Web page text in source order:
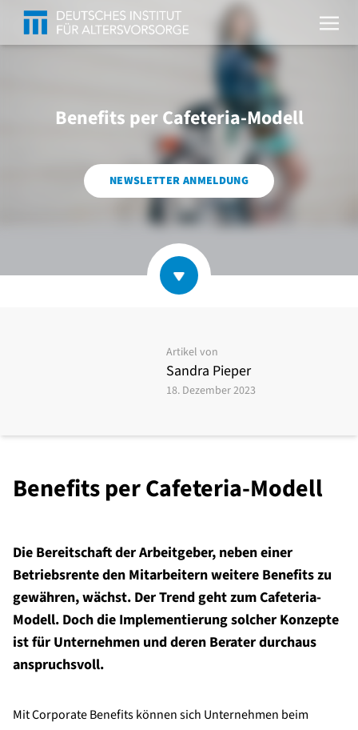
Benefits per Cafeteria-Modell
NEWSLETTER ANMELDUNG
Artikel von
Sandra Pieper
18. Dezember 2023
Benefits per Cafeteria-Modell
Die Bereitschaft der Arbeitgeber, neben einer
Betriebsrente den Mitarbeitern weitere Benefits zu
gewähren, wächst. Der Trend geht zum Cafeteria-
Modell. Doch die Implementierung solcher Konzepte
ist für Unternehmen und deren Berater durchaus
anspruchsvoll.
Mit Corporate Benefits können sich Unternehmen beim